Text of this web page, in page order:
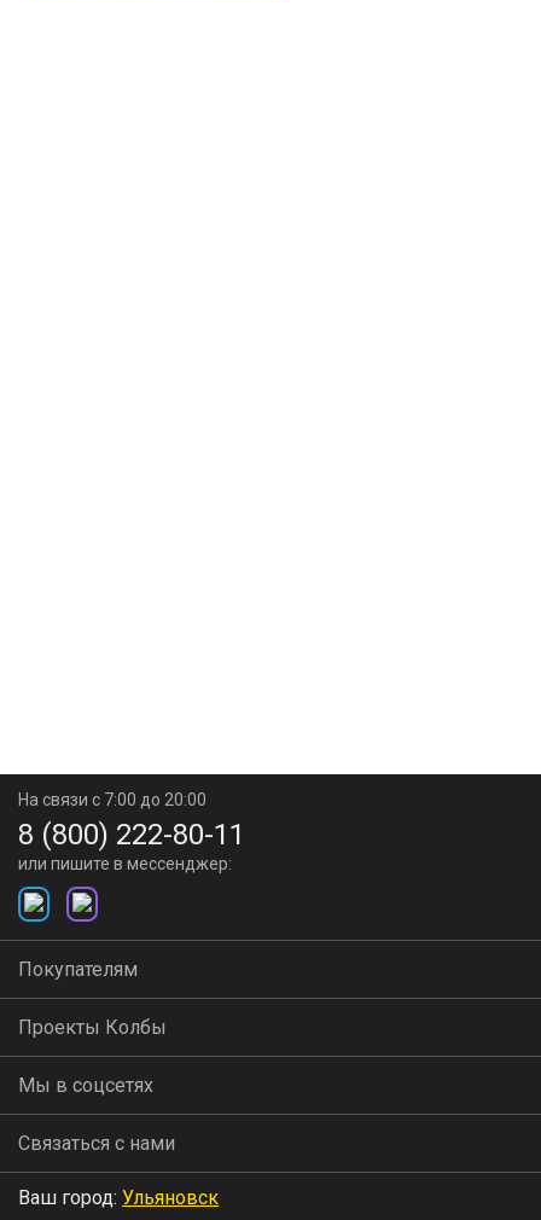
На связи с 7:00 до 20:00
8 (800) 222-80-11
или пишите в мессенджер:
Покупателям
Проекты Колбы
Мы в соцсетях
Связаться с нами
Ваш город: Ульяновск